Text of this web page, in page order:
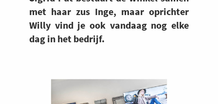
met haar zus Inge, maar oprichter
Willy vind je ook vandaag nog elke
dag in het bedrijf.